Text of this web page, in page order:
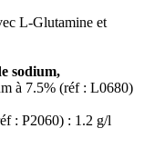
L-Glutamine et
sodium,
à 7.5% (réf : L0680)
: P2060) : 1.2 g/l